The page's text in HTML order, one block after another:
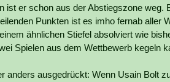
ist er schon aus der Abstiegszone weg.
Punkten ist es imho fernab aller
ähnlichen Stiefel absolviert wie
Spielen aus dem Wettbewerb kegeln
anders ausgedrückt: Wenn Usain Bolt